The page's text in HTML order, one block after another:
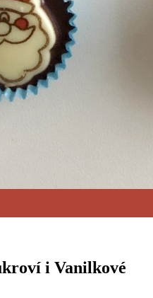
i Vanilkové